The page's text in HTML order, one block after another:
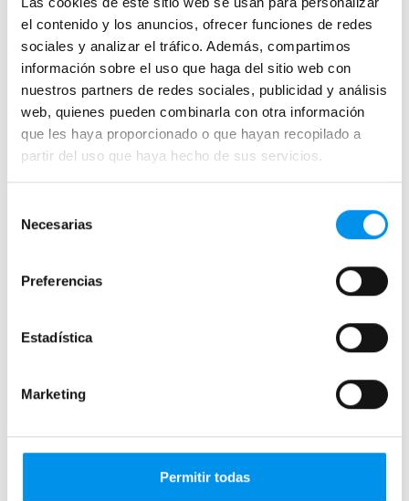
el contenido y los anuncios, ofrecer funciones de redes
sociales y analizar el tráfico. Además, compartimos
información sobre el uso que haga del sitio web con
nuestros partners de redes sociales, publicidad y análisis
web, quienes pueden combinarla con otra información
que les haya proporcionado o que hayan recopilado a
partir del uso que haya hecho de sus servicios.
Necesarias
Preferencias
Estadística
Marketing
Permitir todas
Mamparas de bañera
Frontales
Bañeras en esquina
Mamparas de bañera abatibles
Mamparas de bañera sin perfilería
Frontales
Mamparas rectangulares